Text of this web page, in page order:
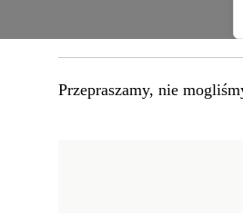
Przepraszamy, nie